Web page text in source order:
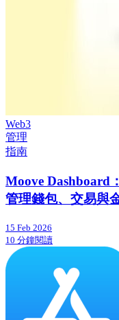
Web3
管理
指南
Moove Dashboard
管理錢包、交易與
15 Feb 2026
10 分鐘閱讀